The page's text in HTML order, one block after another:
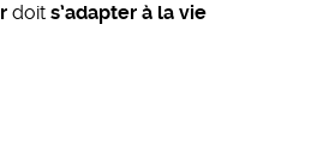
doit s’adapter à la vie